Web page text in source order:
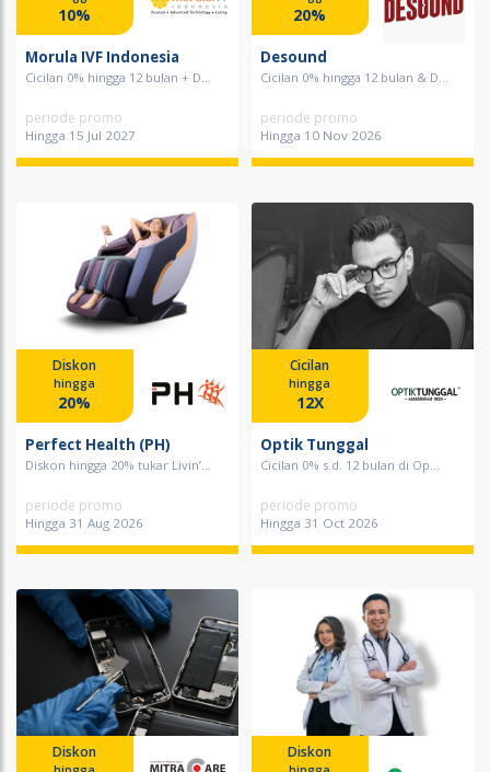
10%
Morula IVF Indonesia
Cicilan 0% hingga 12 bulan + D...
periode promo
Hingga 15 Jul 2027
20%
Desound
Cicilan 0% hingga 12 bulan & D...
periode promo
Hingga 10 Nov 2026
Diskon
hingga
20%
Perfect Health (PH)
Diskon hingga 20% tukar Livin’...
periode promo
Hingga 31 Aug 2026
Cicilan
hingga
12X
Optik Tunggal
Cicilan 0% s.d. 12 bulan di Op...
periode promo
Hingga 31 Oct 2026
Diskon Diskon